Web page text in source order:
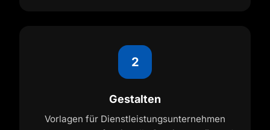
2
Gestalten
Vorlagen für Dienstleistungsunternehmen